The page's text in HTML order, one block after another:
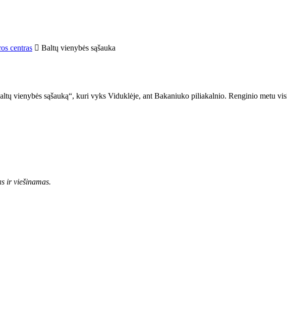
centras Baltų vienybės sąšauka
vienybės sąšauką“, kuri vyks Viduklėje, ant Bakaniuko piliakalnio. Renginio metu
ir viešinamas.